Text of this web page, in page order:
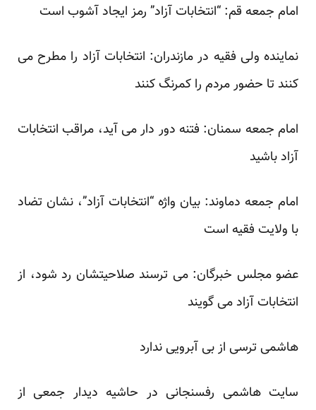
امام جمعه قم: “انتخابات آزاد” رمز ایجاد آشوب است
نماینده ولی فقیه در مازندران: انتخابات آزاد را مطرح می
کنند تا حضور مردم را کمرنگ کنند
امام جمعه سمنان: فتنه دور دار می آید، مراقب انتخابات
آزاد باشید
امام جمعه دماوند: بیان واژه “انتخابات آزاد”، نشان تضاد
با ولایت فقیه است
عضو مجلس خبرگان: می ترسند صلاحیتشان رد شود، از
انتخابات آزاد می گویند
هاشمی ترسی از بی آبرویی ندارد
سایت هاشمی رفسنجانی در حاشیه دیدار جمعی از